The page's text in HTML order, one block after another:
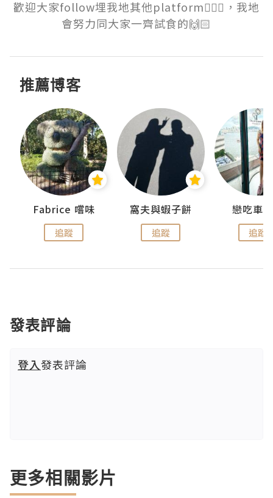
歡迎大家follow埋我地其他platform💁🏻‍♀️，我地
會努力同大家一齊試食的🙌🏻
推薦博客
Fabrice 嚐味
追蹤
窩夫與蝦子餅
追蹤
戀吃車
追蹤
發表評論
登入發表評論
更多相關影片